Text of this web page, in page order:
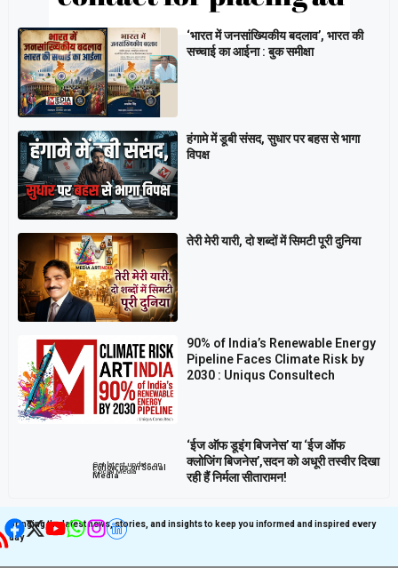
‘भारत में जनसांख्यिकीय बदलाव’, भारत की
सच्चाई का आईना : बुक समीक्षा
हंगामे में डूबी संसद, सुधार पर बहस से भागा
विपक्ष
तेरी मेरी यारी, दो शब्दों में सिमटी पूरी दुनिया
90% of India’s Renewable Energy
Pipeline Faces Climate Risk by
2030 : Uniqus Consultech
‘ईज ऑफ डूइंग बिजनेस’ या ‘ईज ऑफ
क्लोजिंग बिजनेस’,सदन को अधूरी तस्वीर दिखा
रही हैं निर्मला सीतारामन!
Bringing the latest news, stories, and insights to keep you informed and inspired every
day
Follow us on Social
Media
Get latest update on
Social Media